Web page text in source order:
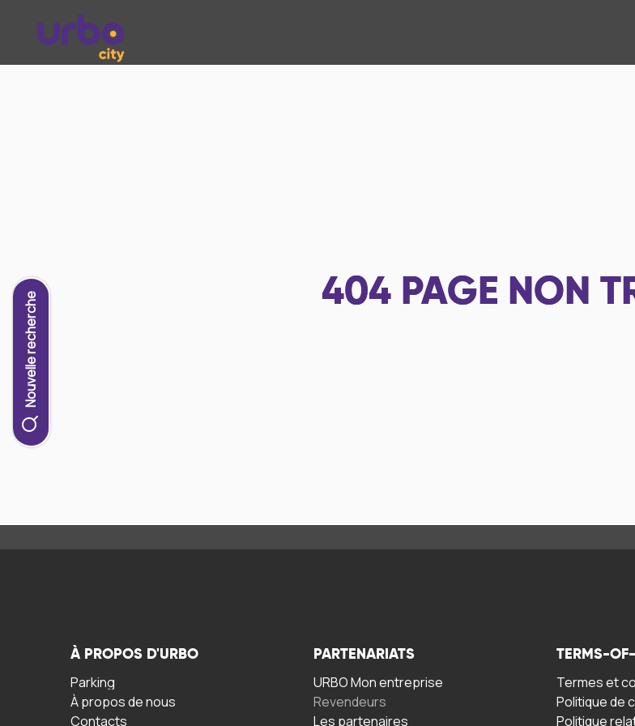
Nouvelle recherche 404 PAGE NON
À PROPOS D'URBO
Parking
À propos de nous
Contacts
PARTENARIATS
URBO Mon entreprise
Revendeurs
Les partenaires
TERMS-
Termes et
Politique de
Politique